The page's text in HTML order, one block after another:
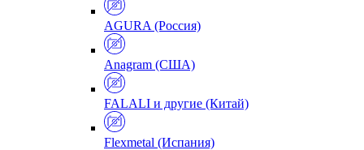
AGURA (Россия)
Anagram (США)
FALALI и другие (Китай)
Flexmetal (Испания)